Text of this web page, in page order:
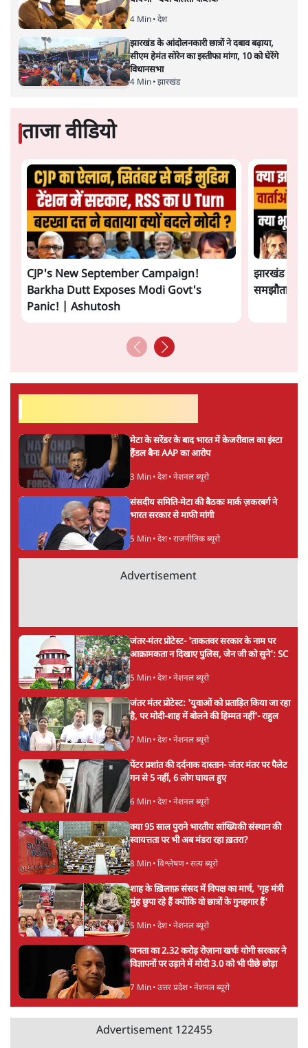
4 Min• देश
झारखंड के आंदोलनकारी छात्रों ने दबाव बढ़ाया,
सीएम हेमंत सोरेन का इस्तीफा मांगा, 10 को घेरेंगे
विधानसभा
4 Min• झारखंड
ताजा वीडियो
CJP's New September Campaign!
Barkha Dutt Exposes Modi Govt's
Panic! | Ashutosh
झारखंड
समझौता होने
मेटा के सरेंडर के बाद भारत में केजरीवाल का इंस्टा
हैंडल बैनः AAP का आरोप
3 Min• देश• नेशनल ब्यूरो
संसदीय समिति-मेटा की बैठकः मार्क ज़करबर्ग ने
भारत सरकार से माफी मांगी
5 Min• देश• राजनीतिक ब्यूरो
Advertisement
जंतर-मंतर प्रोटेस्ट- 'ताकतवर सरकार के नाम पर
आक्रामकता न दिखाए पुलिस, जेन जी को सुने': SC
5 Min• देश• नेशनल ब्यूरो
जंतर मंतर प्रोटेस्ट: 'युवाओं को प्रताड़ित किया जा रहा
है, पर मोदी-शाह में बोलने की हिम्मत नहीं'- राहुल
7 Min• देश• नेशनल ब्यूरो
पेंटर प्रशांत की दर्दनाक दास्तान- जंतर मंतर पर पैलेट
गन से 5 नहीं, 6 लोग घायल हुए
6 Min• देश• नेशनल ब्यूरो
क्या 95 साल पुराने भारतीय सांख्यिकी संस्थान की
स्वायत्तता पर भी अब मंडरा रहा ख़तरा?
8 Min• विश्लेषण• सत्य ब्यूरो
शाह के ख़िलाफ़ संसद में विपक्ष का मार्च, 'गृह मंत्री
मुंह छुपा रहे हैं क्योंकि वो छात्रों के गुनहगार हैं'
5 Min• देश• नेशनल ब्यूरो
जनता का 2.32 करोड़ रोज़ाना खर्चः योगी सरकार ने
विज्ञापनों पर उड़ाने में मोदी 3.0 को भी पीछे छोड़ा
7 Min• उत्तर प्रदेश• नेशनल ब्यूरो
Advertisement 122455